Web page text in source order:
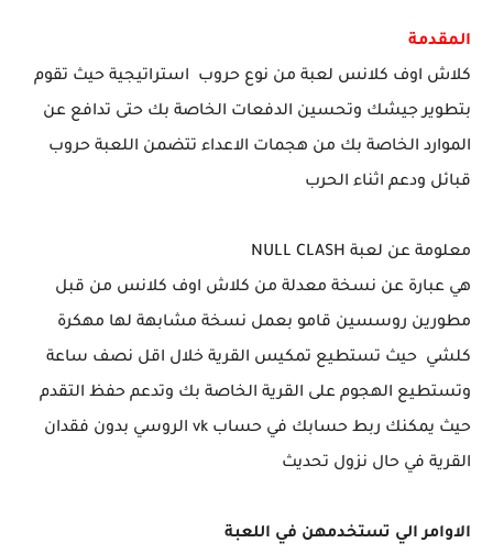
المقدمة
كلاش اوف كلانس لعبة من نوع حروب استراتيجية حيث تقوم
بتطوير جيشك وتحسين الدفعات الخاصة بك حتى تدافع عن
الموارد الخاصة بك من هجمات الاعداء تتضمن اللعبة حروب
قبائل ودعم اثناء الحرب
معلومة عن لعبة NULL CLASH
هي عبارة عن نسخة معدلة من كلاش اوف كلانس من قبل
مطورين روسسين قامو بعمل نسخة مشابهة لها مهكرة
كلشي حيث تستطيع تمكيس القرية خلال اقل نصف ساعة
وتستطيع الهجوم على القرية الخاصة بك وتدعم حفظ التقدم
حيث يمكنك ربط حسابك في حساب vk الروسي بدون فقدان
القرية في حال نزول تحديث
الاوامر الي تستخدمهن في اللعبة